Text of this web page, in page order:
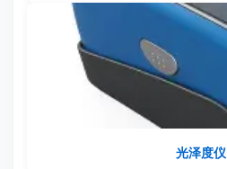
光泽度仪